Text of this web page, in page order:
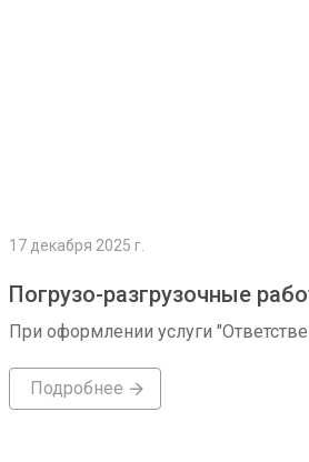
17 декабря 2025 г.
Погрузо-разгрузочные
При оформлении услуги
Подробнее